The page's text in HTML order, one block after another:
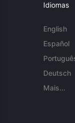
Idiomas
English
Español
Deutsch
Mais...